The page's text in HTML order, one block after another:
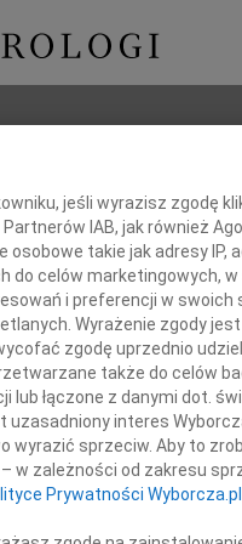
dla nas chwilach
wiele serca i życzliwości
jeśli wyrazisz zgodę
IAB, jak również
osobowe takie jak adresy
do celów marketingowych,
i preferencji w swoich
Wyrażenie zgody
zgodę uprzednio
także do celów
lub łączone z danymi dot.
interes
wyrazić sprzeciw. Aby to
w zależności od zakresu
Prywatności Wyborcza.pl